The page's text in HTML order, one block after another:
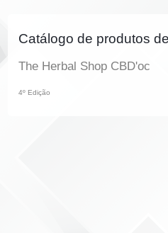
Catálogo de produtos
The Herbal Shop CBD'oc
4º Edição